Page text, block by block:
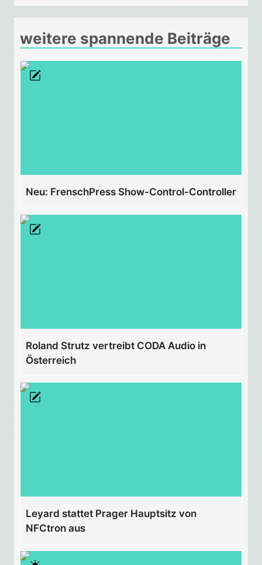
weitere spannende Beiträge
Neu: FrenschPress Show-Control-Controller
Roland Strutz vertreibt CODA Audio in
Österreich
Leyard stattet Prager Hauptsitz von
NFCtron aus